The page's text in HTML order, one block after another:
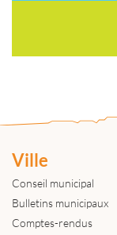
Ville
Conseil municipal
Bulletins municipaux
Comptes-rendus